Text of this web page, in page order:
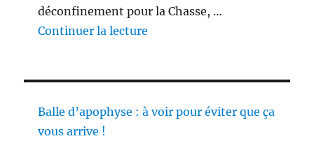
déconfinement pour la Chasse, …
Continuer la lecture
Balle d’apophyse : à voir pour éviter que ça
vous arrive !